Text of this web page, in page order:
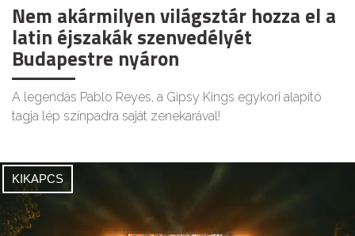
Nem akármilyen világsztár hozza el a
latin éjszakák szenvedélyét
Budapestre nyáron
A legendás Pablo Reyes, a Gipsy Kings egykori alapító
tagja lép színpadra saját zenekarával!
KIKAPCS